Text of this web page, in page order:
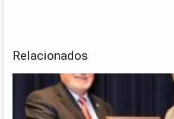
Relacionados